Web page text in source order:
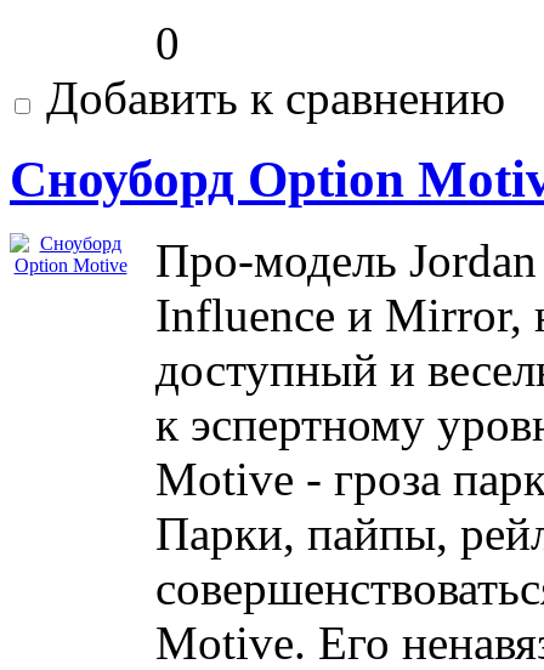
0
Добавить к сравнению
Сноуборд Option
Про-модель
Influence и Mirror,
доступный и
к эспертному
Motive - гроза
Парки, пайпы,
Motive. Его